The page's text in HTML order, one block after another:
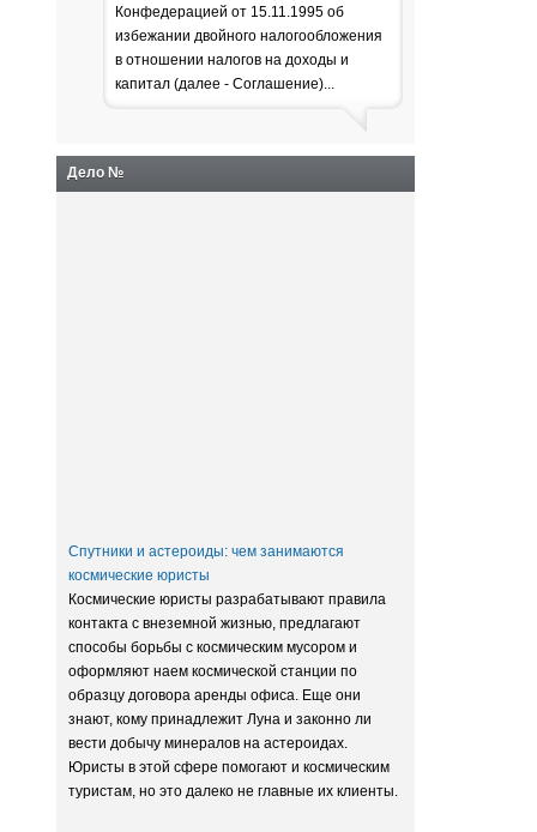
Генпрокуратура
раскритиковала положение
дел в лесной отрасли
Конфедерацией от 15.11.1995 об
избежании двойного налогообложения
в отношении налогов на доходы и
капитал (далее - Соглашение)...
Дело №
Спутники и астероиды: чем занимаются
космические юристы
Космические юристы разрабатывают правила
контакта с внеземной жизнью, предлагают
способы борьбы с космическим мусором и
оформляют наем космической станции по
образцу договора аренды офиса. Еще они
знают, кому принадлежит Луна и законно ли
вести добычу минералов на астероидах.
Юристы в этой сфере помогают и космическим
туристам, но это далеко не главные их клиенты.